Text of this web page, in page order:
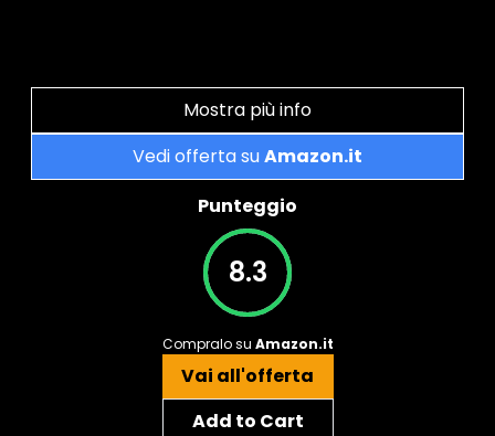
Mostra più info
Vedi offerta suAmazon.it
Punteggio
8.3
Compralo su Amazon.it
Vai all'offerta
Add to Cart